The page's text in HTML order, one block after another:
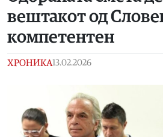
вештакот од
компетентен
ХРОНИКА13.02.2026